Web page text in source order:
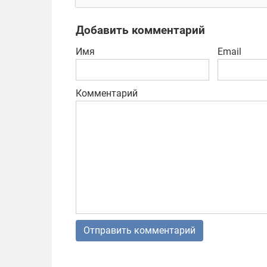
Добавить комментарий
Имя Email
Комментарий